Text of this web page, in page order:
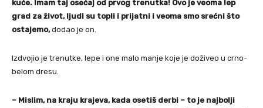
kuće. Imam taj osećaj od prvog trenutka! Ovo je veoma lep
grad za život, ljudi su topli i prijatni i veoma smo srećni što
ostajemo,dodao je on.
Izdvojio je trenutke, lepe i one malo manje koje je doživeo u crno-
belom dresu.
– Mislim, na kraju krajeva, kada osetiš derbi – to je najbolji